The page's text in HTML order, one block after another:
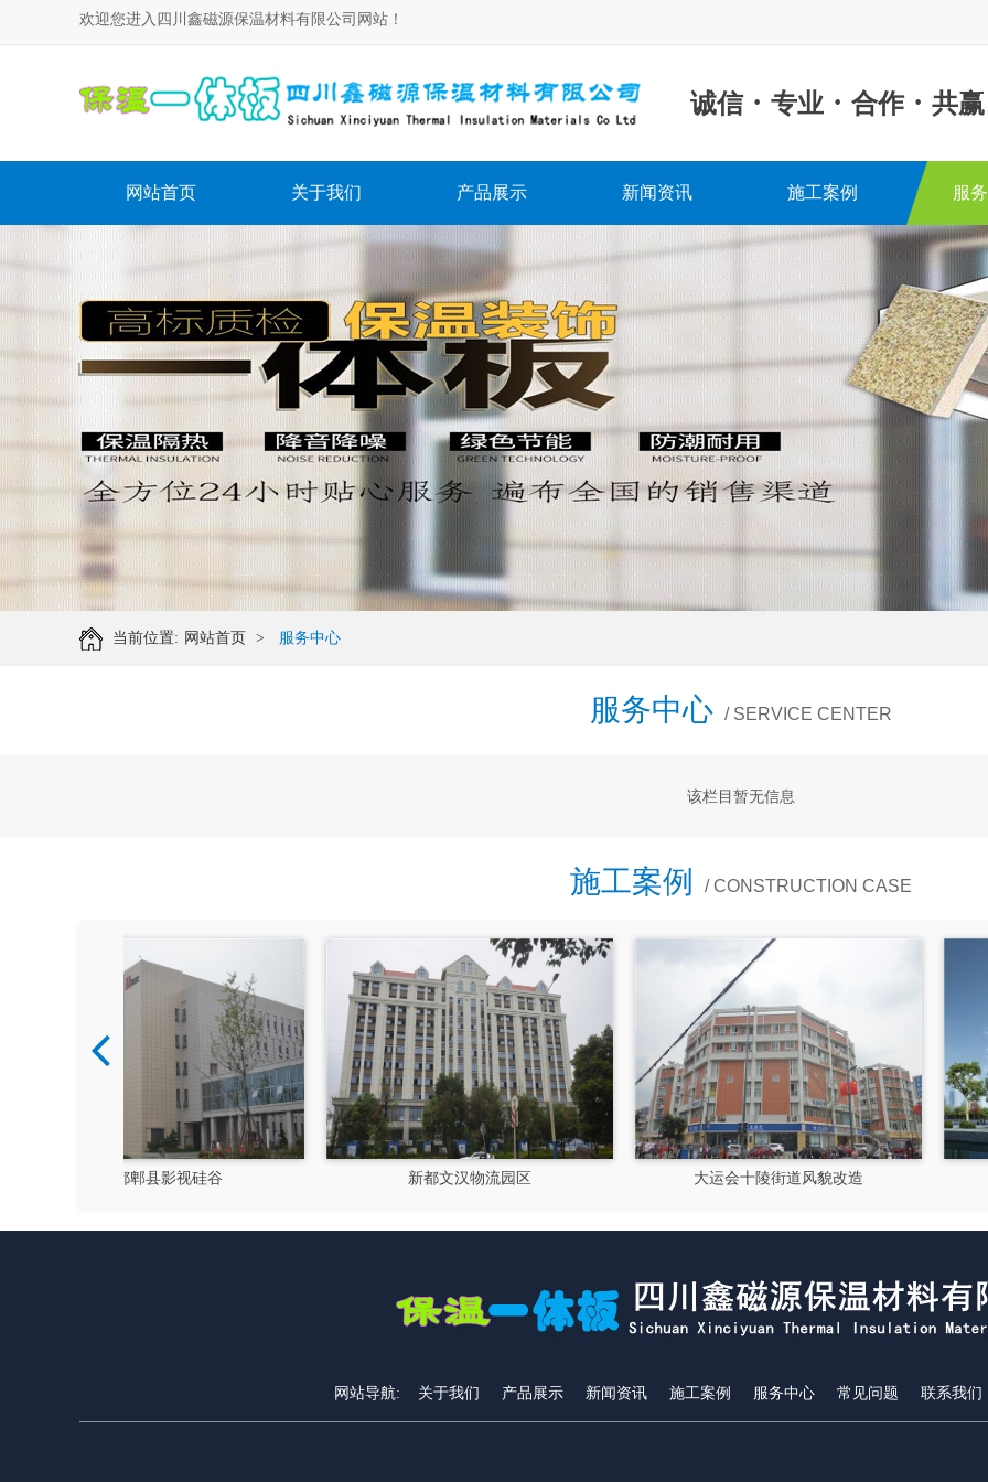
欢迎您进入四川鑫磁源保温材料有限公司网站！
诚信 · 专业 · 合作 · 共赢
网站首页 关于我们 产品展示 新闻资讯 施工案例 服
当前位置: 网站首页 > 服务中心
服务中心 / SERVICE CENTER
该栏目暂无信息
施工案例 / CONSTRUCTION CASE
新都文汉物流园区 大运会十陵街道风貌改造 隆昌市文化馆
网站导航: 关于我们 产品展示 新闻资讯 施工案例 服务中心 常见问题 联系我们